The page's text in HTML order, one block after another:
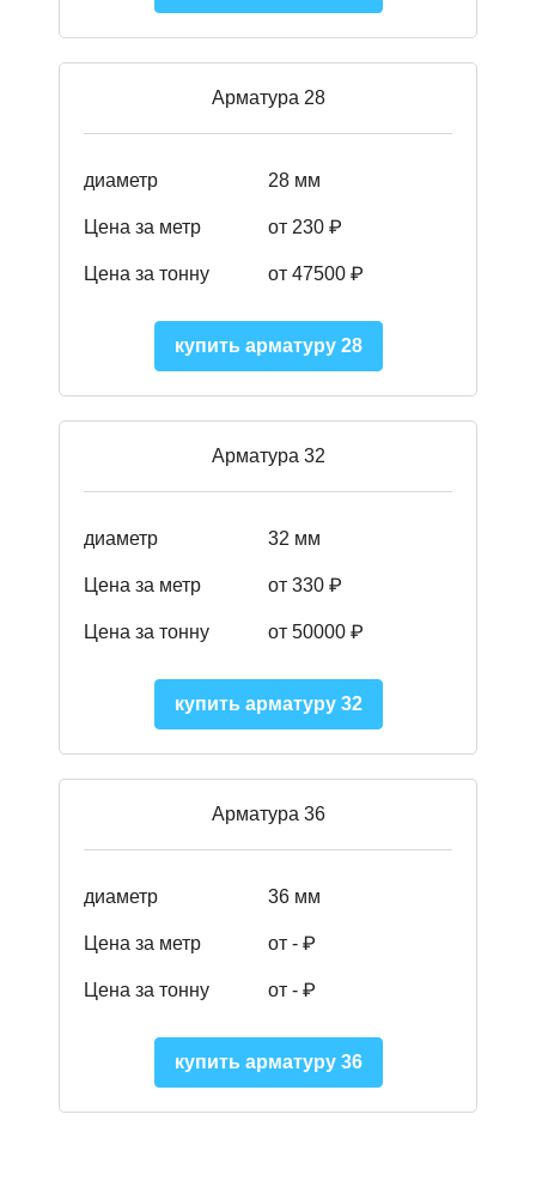
Арматура 28
диаметр 28 мм
Цена за метр от 230 ₽
Цена за тонну от 47500 ₽
купить арматуру 28
Арматура 32
диаметр 32 мм
Цена за метр от 330 ₽
Цена за тонну от 50000 ₽
купить арматуру 32
Арматура 36
диаметр 36 мм
Цена за метр от - ₽
Цена за тонну от - ₽
купить арматуру 36